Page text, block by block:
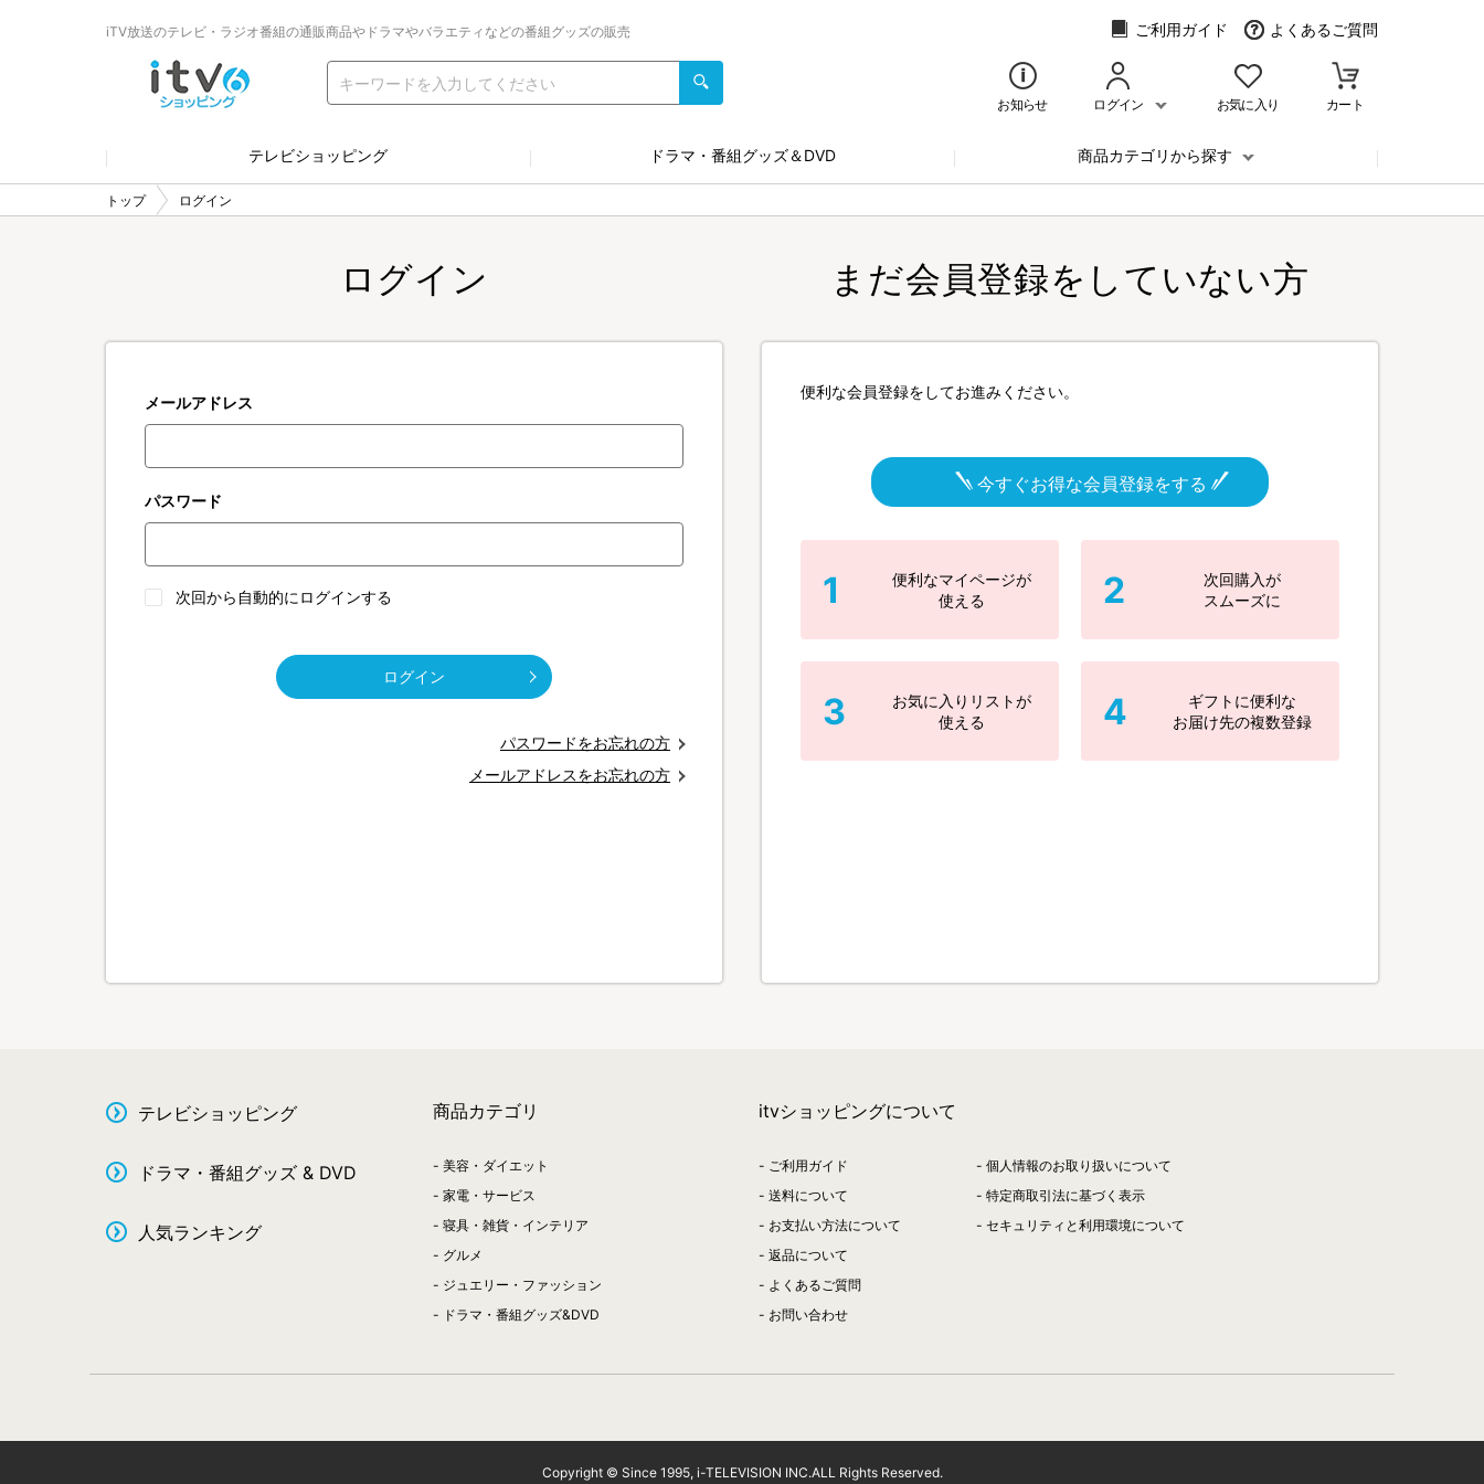
iTV放送のテレビ・ラジオ番組の通販商品やドラマやバラエティなどの番組グッズの販売 ご利用ガイド よくあるご質問
お知らせ ログイン お気に入り カート
テレビショッピング ドラマ・番組グッズ＆DVD 商品カテゴリから探す
トップ ログイン
ログイン
メールアドレス
パスワード
次回から自動的にログインする
ログイン
パスワードをお忘れの方
メールアドレスをお忘れの方
まだ会員登録をしていない方
便利な会員登録をしてお進みください。
今すぐお得な会員登録をする
1
便利なマイページが
使える
2
次回購入が
スムーズに
3
お気に入りリストが
使える
4
ギフトに便利な
お届け先の複数登録
テレビショッピング
ドラマ・番組グッズ & DVD
人気ランキング
商品カテゴリ
美容・ダイエット
家電・サービス
寝具・雑貨・インテリア
グルメ
ジュエリー・ファッション
ドラマ・番組グッズ&DVD
itvショッピングについて
ご利用ガイド
送料について
お支払い方法について
返品について
よくあるご質問
お問い合わせ
個人情報のお取り扱いについて
特定商取引法に基づく表示
セキュリティと利用環境について
Copyright © Since 1995, i-TELEVISION INC.ALL Rights Reserved.